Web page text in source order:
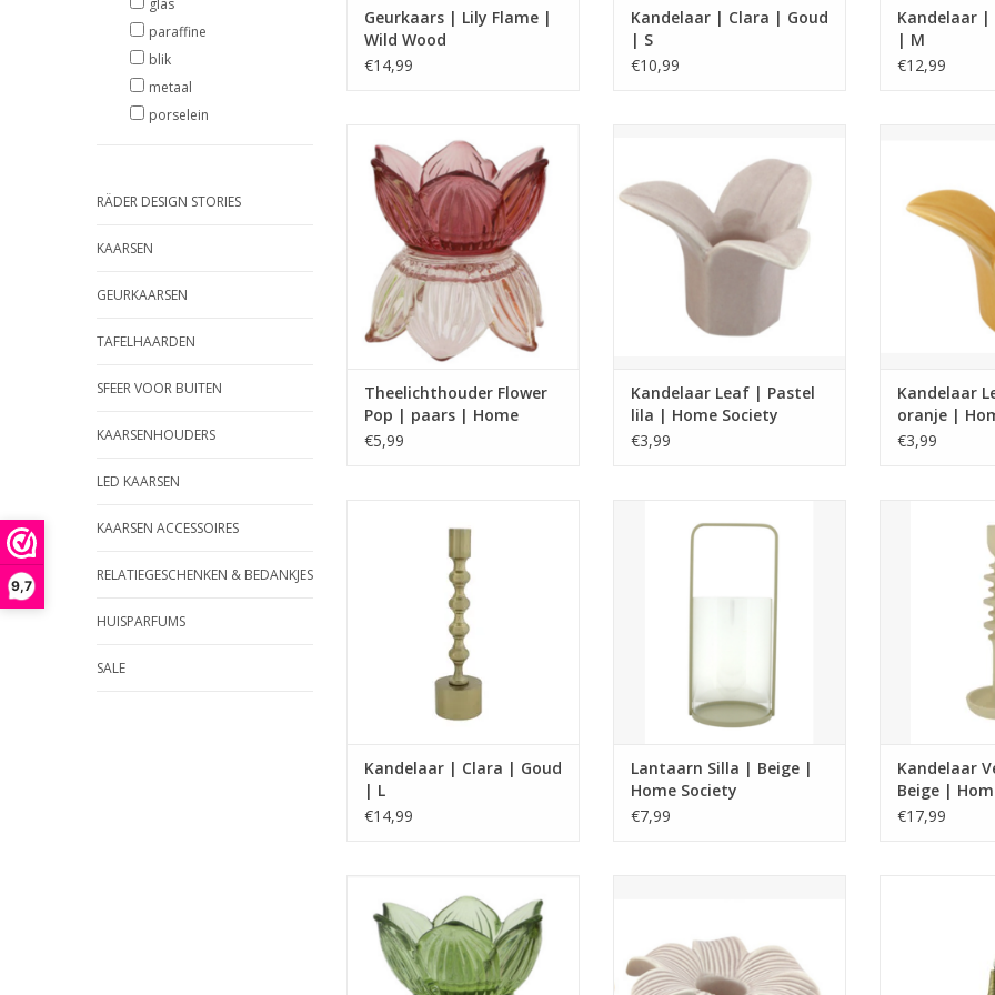
9,7
glas
paraffine
blik
metaal
porselein
RÄDER DESIGN STORIES
KAARSEN
GEURKAARSEN
TAFELHAARDEN
SFEER VOOR BUITEN
KAARSENHOUDERS
LED KAARSEN
KAARSEN ACCESSOIRES
RELATIEGESCHENKEN & BEDANKJES
HUISPARFUMS
SALE
Geurkaars | Lily Flame |
Wild Wood
€14,99
Kandelaar | Clara | Goud
| S
€10,99
Kandelaar |
| M
€12,99
verkrijgbaar in 3 kleuren.
Materiaal: Glas
afmetingen: 6,9 x 7,7 x 7,7
TOEVOEGEN AAN WINKELWAGEN
Theelichthouder Flower
Pop | paars | Home
Society
€5,99
kleuren. Van porselein. Twee
soorten bloemen.
Let op: in deze kandelaar passen
alleen de S/L diner kaarsen van
Home Society.
TOEVOEGEN AAN WINKELWAGEN
Kandelaar Leaf | Pastel
lila | Home Society
€3,99
soorten
Let op: in deze
alleen de S/L
Home
TOEVOEGEN
Kandelaar
oranje |
€3,99
Afmetingen (cm): 23,5 x 6 x 6
Geschikt voor de dinerkaarsen
van Home Society.
TOEVOEGEN AAN WINKELWAGEN
Kandelaar | Clara | Goud
| L
€14,99
afmetingen: 24,5 x 11 x 11
Lantaarn Silla | Beige |
Home Society
€7,99
Let op: deze
geschikt
kaarsen van
TOEVOEGEN
Kandelaar
Beige |
€17,99
kleuren.
Materiaal: Glas
afmetingen: 6,9 x 7,7 x 7,7
TOEVOEGEN AAN WINKELWAGEN
Let op: in deze kandelaar passen